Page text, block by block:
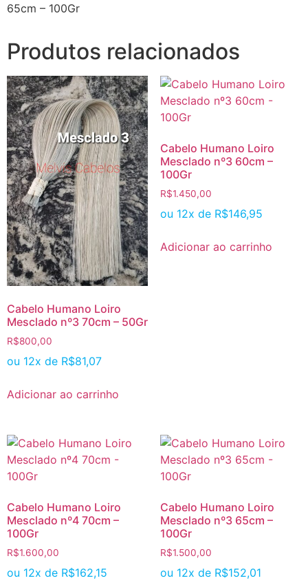
65cm – 100Gr
Produtos relacionados
Cabelo Humano Loiro
Mesclado nº3 70cm – 50Gr
R$800,00
ou 12x de R$81,07
Adicionar ao carrinho
Cabelo Humano Loiro
Mesclado nº3 60cm –
100Gr
R$1.450,00
ou 12x de R$146,95
Adicionar ao carrinho
Cabelo Humano Loiro
Mesclado nº4 70cm –
100Gr
R$1.600,00
ou 12x de R$162,15
Cabelo Humano Loiro
Mesclado nº3 65cm –
100Gr
R$1.500,00
ou 12x de R$152,01